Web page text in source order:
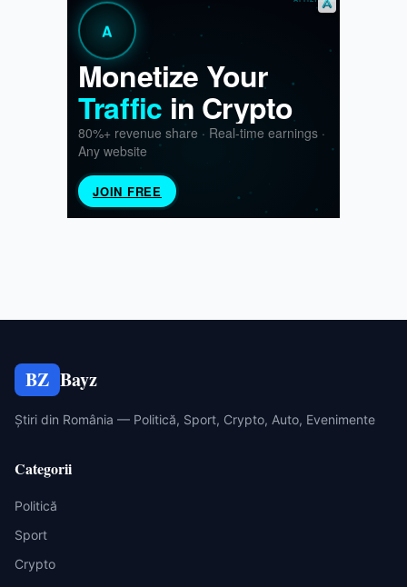
BZ Bayz
Știri din România — Politică, Sport, Crypto, Auto, Evenimente
Categorii
Politică
Sport
Crypto